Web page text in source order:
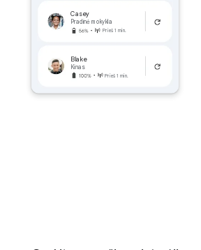
Casey
Pradinė mokykla
Blake
Kinas
Prieš 1 min.
Prieš 1 min.